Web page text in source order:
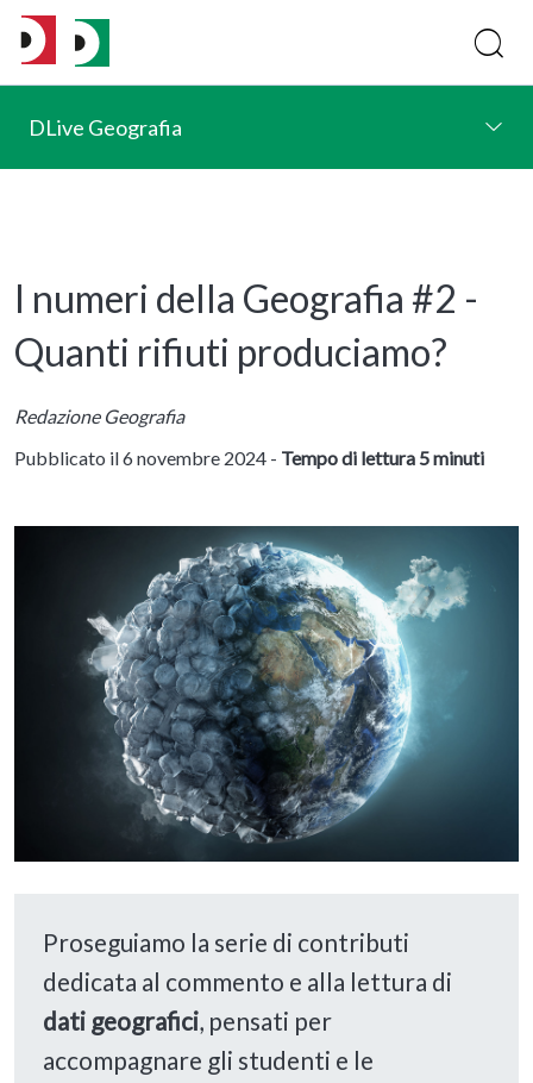
DLive Geografia
I numeri della Geografia #2 -
Quanti rifiuti produciamo?
Redazione Geografia
Pubblicato il 6 novembre 2024 - Tempo di lettura 5 minuti
Proseguiamo la serie di contributi
dedicata al commento e alla lettura di
dati geografici, pensati per
accompagnare gli studenti e le